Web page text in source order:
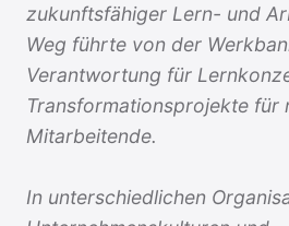
zukunftsfähiger Lern- und
Weg führte von der
Verantwortung für
Transformationsprojekte für
Mitarbeitende.
In unterschiedlichen